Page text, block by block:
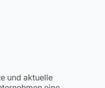
und aktuelle